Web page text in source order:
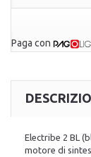
Paga con
Electribe 2 BL
motore di